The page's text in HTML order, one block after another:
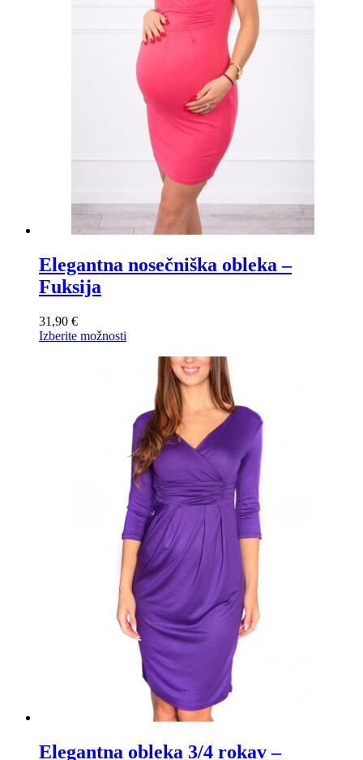
Elegantna nosečniška obleka –
Fuksija
31,90 €
Izberite možnosti
različic.
Možnosti
lahko
izberete
na
strani
izdelka
Elegantna obleka 3/4 rokav –